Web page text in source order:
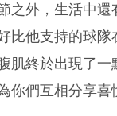
之外，生活中還
比他支持的球隊
肌終於出現了一
你們互相分享喜